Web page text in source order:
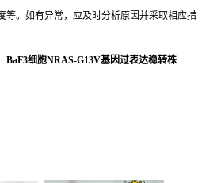
等。如有异常，应及时分析原因并采取相应措
BaF3细胞NRAS-G13V基因过表达稳转株